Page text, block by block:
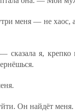
меня — не хаос,
я, крепко
Он найдёт меня.